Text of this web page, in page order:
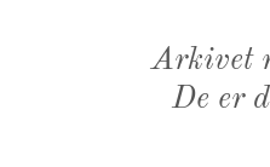
Arkivet
De er